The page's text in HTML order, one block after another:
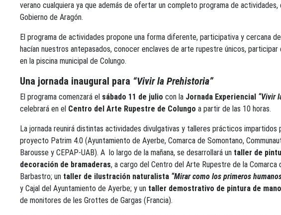
verano cualquiera ya que además de ofertar un completo programa de
Gobierno de Aragón.
El programa de actividades propone una forma diferente, participativa y cercana
hacían nuestros antepasados, conocer enclaves de arte rupestre únicos,
en la piscina municipal de Colungo.
Una jornada inaugural para “Vivir la Prehistoria”
El programa comenzará el sábado 11 de julio con la Jornada Experiencial “Vivir
celebrará en el Centro del Arte Rupestre de Colungo a partir de las 10 horas.
La jornada reunirá distintas actividades divulgativas y talleres prácticos impartidos
proyecto Patrim 4.0 (Ayuntamiento de Ayerbe, Comarca de Somontano,
Barousse y CEPAP-UAB). A lo largo de la mañana, se desarrollará un taller de
decoración de bramaderas, a cargo del Centro del Arte Rupestre de la Comarca
Barbastro; un taller de ilustración naturalista “Mirar como los primeros
y Cajal del Ayuntamiento de Ayerbe; y un taller demostrativo de pintura de
de monitores de les Grottes de Gargas (Francia).